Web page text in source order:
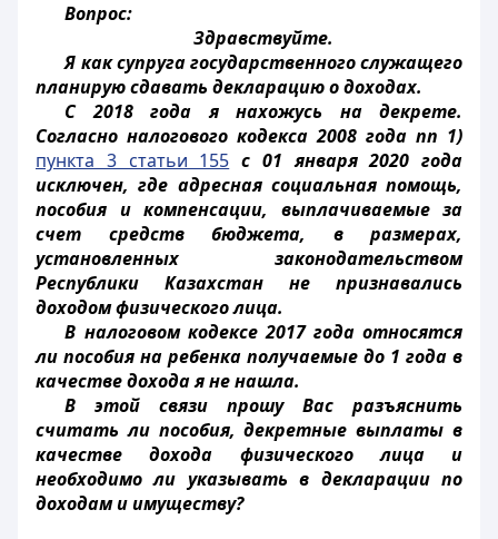
Вопрос:
Здравствуйте.
Я как супруга государственного служащего
планирую сдавать декларацию о доходах.
С 2018 года я нахожусь на декрете.
Согласно налогового кодекса 2008 года пп 1)
пункта 3 статьи 155 с 01 января 2020 года
исключен, где адресная социальная помощь,
пособия и компенсации, выплачиваемые за
счет средств бюджета, в размерах,
установленных законодательством
Республики Казахстан не признавались
доходом физического лица.
В налоговом кодексе 2017 года относятся
ли пособия на ребенка получаемые до 1 года в
качестве дохода я не нашла.
В этой связи прошу Вас разъяснить
считать ли пособия, декретные выплаты в
качестве дохода физического лица и
необходимо ли указывать в декларации по
доходам и имуществу?